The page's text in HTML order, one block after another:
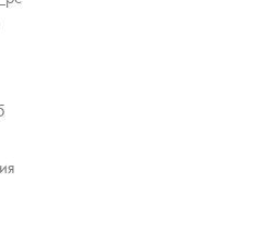
000 руб.
000 руб.
500 руб.